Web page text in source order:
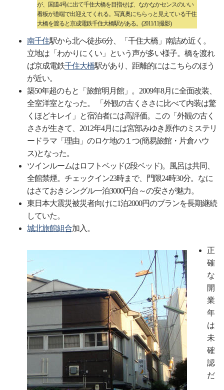
が、国道4号に出て千住大橋を目指せば、なかなかセンスのいい
看板が道端で出迎えてくれる。写真奥にちらっと見えている千住
大橋を渡ると京成電鉄千住大橋駅がある。(2011/11撮影)
南千住駅から北へ徒歩6分、「千住大橋」南詰め近く。
立地は「わかりにくい」という声が多い様子。橋を渡れ
ば京成電鉄千住大橋駅があり、距離的にはこちらのほう
が近い。
築50年超のもと「旅館明月館」。2009年8月に全面改装、
全室洋室となった。 「外観の古くささに比べて内装は驚
くほどキレイ」と宿泊者には高評価。この「外観の古く
ささが生きて、2012年4月には宮部みゆき原作のミステリ
ードラマ「理由」のロケ地の１つ(簡易旅館・片倉ハウ
ス)となった。
ツインルームはロフトベッド(2段ベッド)。風呂は共同、
全館禁煙。チェックイン23時まで、門限24時30分。なに
はさておきシングル一泊3000円台～の安さが魅力。
東日本大震災被災者向けに1泊2000円のプランを長期継続
していた。
城北旅館組合加入。
正
確
な
開
業
年
は
未
確
認
だ